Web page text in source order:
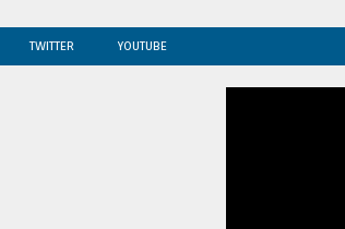
TWITTER YOUTUBE